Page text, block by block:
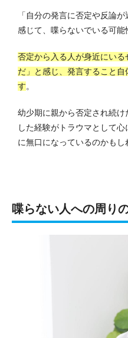
「自分の発言に否定や反論
感じて、喋らないでいる可能
否定から入る人が身近にい
だ」と感じ、発言すること
す。
幼少期に親から否定され続
した経験がトラウマとして
に無口になっているのかもし
喋らない人への周り